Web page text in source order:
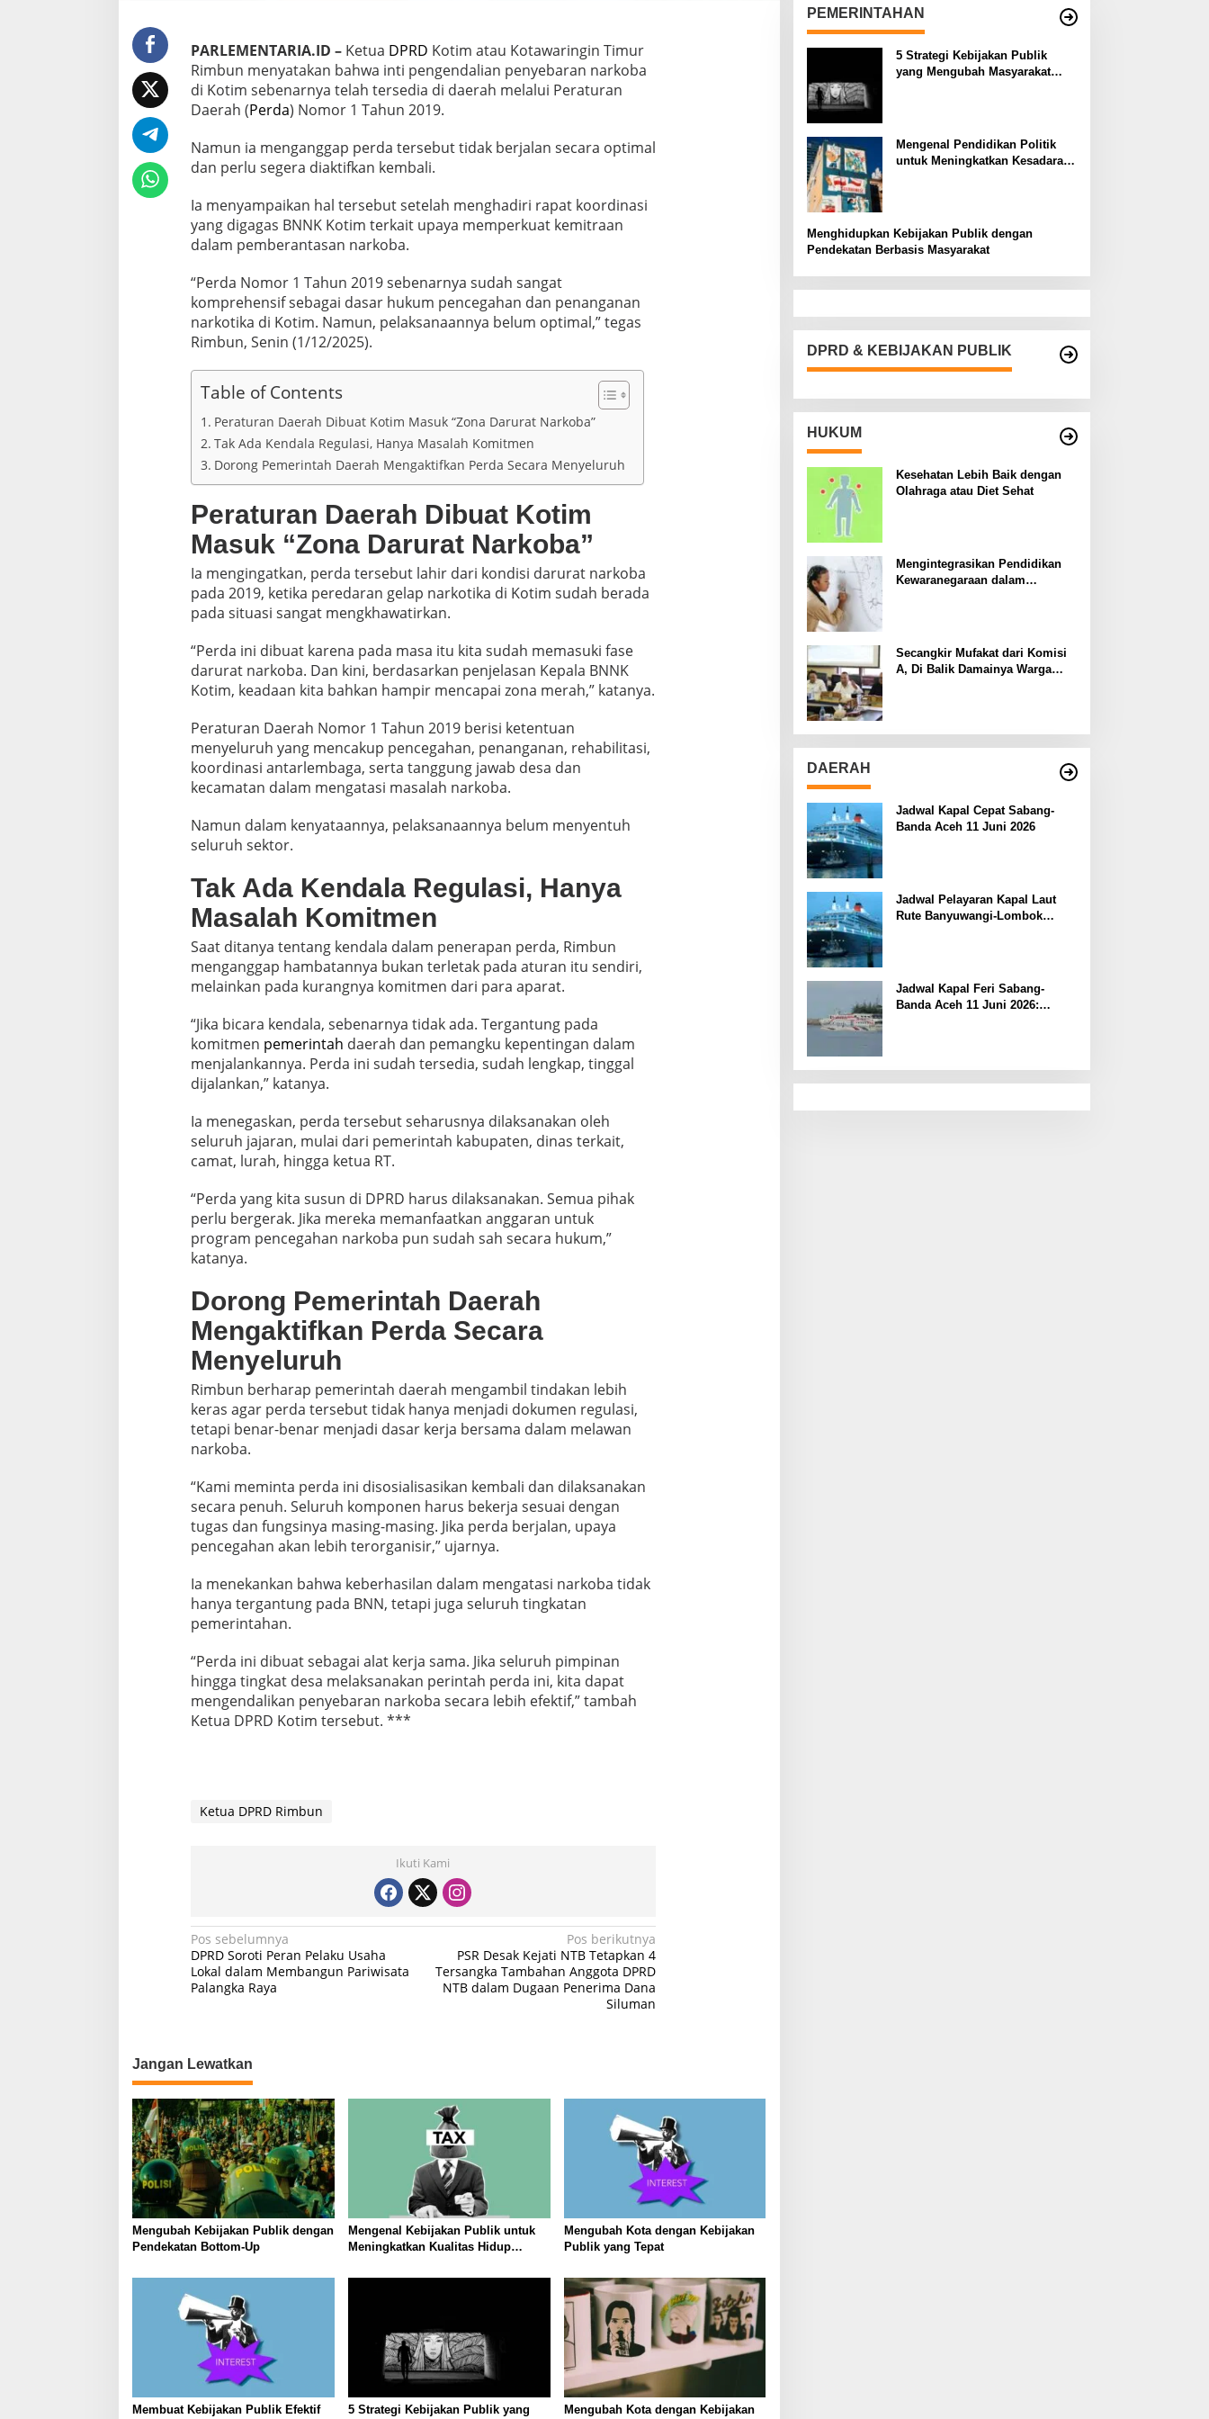
e
k
a
t
o
n
a
i
t
a
,
S
e
m
u
H
u
s
L
a
w
n
PARLEMENTARIA.ID – Ketua DPRD Kotim atau Kotawaringin Timur
Rimbun menyatakan bahwa inti pengendalian penyebaran narkoba
di Kotim sebenarnya telah tersedia di daerah melalui Peraturan
Daerah (Perda) Nomor 1 Tahun 2019.
Namun ia menganggap perda tersebut tidak berjalan secara optimal
dan perlu segera diaktifkan kembali.
Ia menyampaikan hal tersebut setelah menghadiri rapat koordinasi
yang digagas BNNK Kotim terkait upaya memperkuat kemitraan
dalam pemberantasan narkoba.
“Perda Nomor 1 Tahun 2019 sebenarnya sudah sangat
komprehensif sebagai dasar hukum pencegahan dan penanganan
narkotika di Kotim. Namun, pelaksanaannya belum optimal,” tegas
Rimbun, Senin (1/12/2025).
Table of Contents
Peraturan Daerah Dibuat Kotim Masuk “Zona Darurat Narkoba”
Tak Ada Kendala Regulasi, Hanya Masalah Komitmen
Dorong Pemerintah Daerah Mengaktifkan Perda Secara Menyeluruh
Peraturan Daerah Dibuat Kotim
Masuk “Zona Darurat Narkoba”
Ia mengingatkan, perda tersebut lahir dari kondisi darurat narkoba
pada 2019, ketika peredaran gelap narkotika di Kotim sudah berada
pada situasi sangat mengkhawatirkan.
“Perda ini dibuat karena pada masa itu kita sudah memasuki fase
darurat narkoba. Dan kini, berdasarkan penjelasan Kepala BNNK
Kotim, keadaan kita bahkan hampir mencapai zona merah,” katanya.
Peraturan Daerah Nomor 1 Tahun 2019 berisi ketentuan
menyeluruh yang mencakup pencegahan, penanganan, rehabilitasi,
koordinasi antarlembaga, serta tanggung jawab desa dan
kecamatan dalam mengatasi masalah narkoba.
Namun dalam kenyataannya, pelaksanaannya belum menyentuh
seluruh sektor.
Tak Ada Kendala Regulasi, Hanya
Masalah Komitmen
Saat ditanya tentang kendala dalam penerapan perda, Rimbun
menganggap hambatannya bukan terletak pada aturan itu sendiri,
melainkan pada kurangnya komitmen dari para aparat.
“Jika bicara kendala, sebenarnya tidak ada. Tergantung pada
komitmen pemerintah daerah dan pemangku kepentingan dalam
menjalankannya. Perda ini sudah tersedia, sudah lengkap, tinggal
dijalankan,” katanya.
Ia menegaskan, perda tersebut seharusnya dilaksanakan oleh
seluruh jajaran, mulai dari pemerintah kabupaten, dinas terkait,
camat, lurah, hingga ketua RT.
“Perda yang kita susun di DPRD harus dilaksanakan. Semua pihak
perlu bergerak. Jika mereka memanfaatkan anggaran untuk
program pencegahan narkoba pun sudah sah secara hukum,”
katanya.
Dorong Pemerintah Daerah
Mengaktifkan Perda Secara
Menyeluruh
Rimbun berharap pemerintah daerah mengambil tindakan lebih
keras agar perda tersebut tidak hanya menjadi dokumen regulasi,
tetapi benar-benar menjadi dasar kerja bersama dalam melawan
narkoba.
“Kami meminta perda ini disosialisasikan kembali dan dilaksanakan
secara penuh. Seluruh komponen harus bekerja sesuai dengan
tugas dan fungsinya masing-masing. Jika perda berjalan, upaya
pencegahan akan lebih terorganisir,” ujarnya.
Ia menekankan bahwa keberhasilan dalam mengatasi narkoba tidak
hanya tergantung pada BNN, tetapi juga seluruh tingkatan
pemerintahan.
“Perda ini dibuat sebagai alat kerja sama. Jika seluruh pimpinan
hingga tingkat desa melaksanakan perintah perda ini, kita dapat
mengendalikan penyebaran narkoba secara lebih efektif,” tambah
Ketua DPRD Kotim tersebut. ***
Ketua DPRD Rimbun
Ikuti Kami
N
a
v
a
s
i
p
o
s
Pos sebelumnya
DPRD Soroti Peran Pelaku Usaha
Lokal dalam Membangun Pariwisata
Palangka Raya
Pos berikutnya
PSR Desak Kejati NTB Tetapkan 4
Tersangka Tambahan Anggota DPRD
NTB dalam Dugaan Penerima Dana
Siluman
Jangan Lewatkan
Mengubah Kebijakan Publik dengan
Pendekatan Bottom-Up
Mengenal Kebijakan Publik untuk
Meningkatkan Kualitas Hidup
Mengubah Kota dengan Kebijakan
Publik yang Tepat
Membuat Kebijakan Publik Efektif 5 Strategi Kebijakan Publik yang Mengubah Kota dengan Kebijakan
PEMERINTAHAN
5 Strategi Kebijakan Publik
yang Mengubah Masyarakat
Mengenal Pendidikan Politik
untuk Meningkatkan Kesadaran
Menghidupkan Kebijakan Publik dengan
Pendekatan Berbasis Masyarakat
DPRD & KEBIJAKAN PUBLIK
HUKUM
Kesehatan Lebih Baik dengan
Olahraga atau Diet Sehat
Mengintegrasikan Pendidikan
Kewaranegaraan dalam
Secangkir Mufakat dari Komisi
A, Di Balik Damainya Warga
DAERAH
Jadwal Kapal Cepat Sabang-
Banda Aceh 11 Juni 2026
Jadwal Pelayaran Kapal Laut
Rute Banyuwangi-Lombok
Jadwal Kapal Feri Sabang-
Banda Aceh 11 Juni 2026: